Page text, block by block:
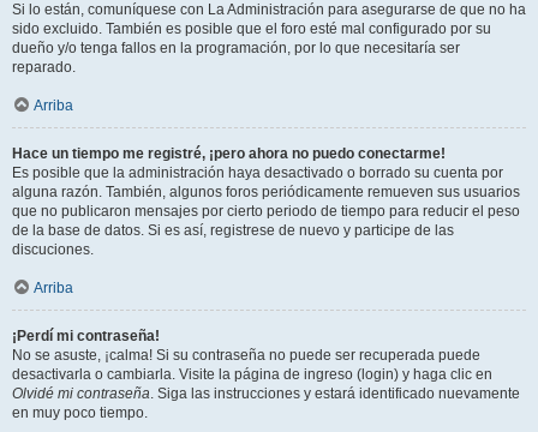
Si lo están, comuníquese con La Administración para asegurarse de que no ha
sido excluido. También es posible que el foro esté mal configurado por su
dueño y/o tenga fallos en la programación, por lo que necesitaría ser
reparado.
Arriba
Hace un tiempo me registré, ¡pero ahora no puedo conectarme!
Es posible que la administración haya desactivado o borrado su cuenta por
alguna razón. También, algunos foros periódicamente remueven sus usuarios
que no publicaron mensajes por cierto periodo de tiempo para reducir el peso
de la base de datos. Si es así, registrese de nuevo y participe de las
discuciones.
Arriba
¡Perdí mi contraseña!
No se asuste, ¡calma! Si su contraseña no puede ser recuperada puede
desactivarla o cambiarla. Visite la página de ingreso (login) y haga clic en
Olvidé mi contraseña. Siga las instrucciones y estará identificado nuevamente
en muy poco tiempo.